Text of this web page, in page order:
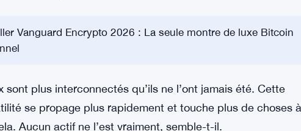
plus large du sentiment des investisseurs. Les
sont devenues si intégrées dans les portefeuilles mondiaux
plus anciens s’est intensifiée. Les lignes entre les
occupait autrefois sa propre catégorie. Maintenant, il fait de
spéculative.